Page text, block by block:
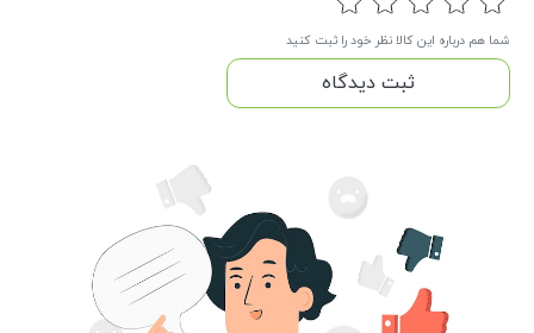
شما هم درباره این کالا نظر خود را ثبت کنید
ثبت دیدگاه